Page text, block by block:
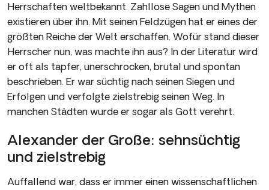
Herrschaften weltbekannt. Zahllose Sagen und Mythen
existieren über ihn. Mit seinen Feldzügen hat er eines der
größten Reiche der Welt erschaffen. Wofür stand dieser
Herrscher nun, was machte ihn aus? In der Literatur wird
er oft als tapfer, unerschrocken, brutal und spontan
beschrieben. Er war süchtig nach seinen Siegen und
Erfolgen und verfolgte zielstrebig seinen Weg. In
manchen Städten wurde er sogar als Gott verehrt.
Alexander der Große: sehnsüchtig
und zielstrebig
Auffallend war, dass er immer einen wissenschaftlichen